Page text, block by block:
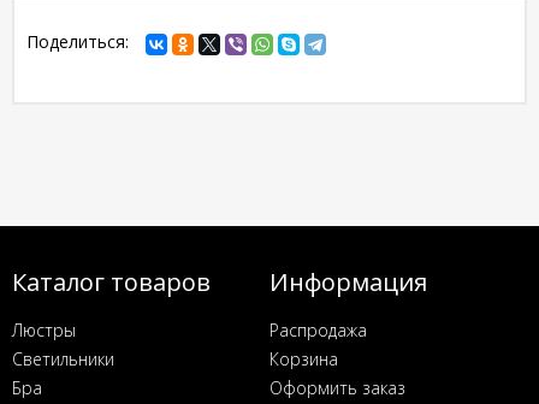
Поделиться:
Каталог товаров
Люстры
Светильники
Бра
Информация
Распродажа
Корзина
Оформить заказ